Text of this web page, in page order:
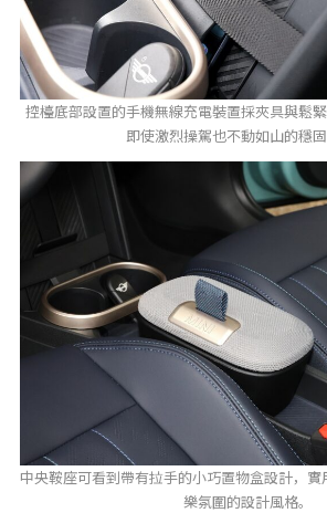
控檯底部設置的手機無線充電裝置採夾具與鬆
即使激烈操駕也不動如山的穩固
中央鞍座可看到帶有拉手的小巧置物盒設計，
樂氛圍的設計風格。